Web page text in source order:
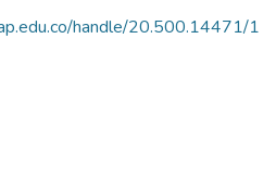
handle/20.500.14471/1